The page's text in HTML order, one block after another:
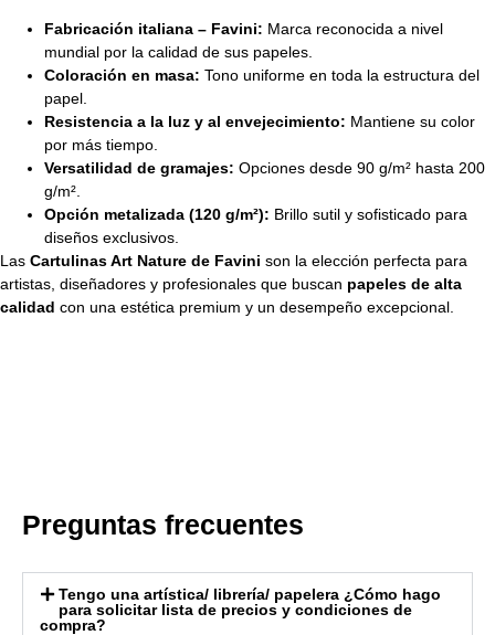
Fabricación italiana – Favini: Marca reconocida a nivel
mundial por la calidad de sus papeles.
Coloración en masa: Tono uniforme en toda la estructura del
papel.
Resistencia a la luz y al envejecimiento: Mantiene su color
por más tiempo.
Versatilidad de gramajes: Opciones desde 90 g/m² hasta 200
g/m².
Opción metalizada (120 g/m²): Brillo sutil y sofisticado para
diseños exclusivos.
Las Cartulinas Art Nature de Favini son la elección perfecta para
artistas, diseñadores y profesionales que buscan papeles de alta
calidad con una estética premium y un desempeño excepcional.
Preguntas frecuentes
Tengo una artística/ librería/ papelera ¿Cómo hago
para solicitar lista de precios y condiciones de
compra?